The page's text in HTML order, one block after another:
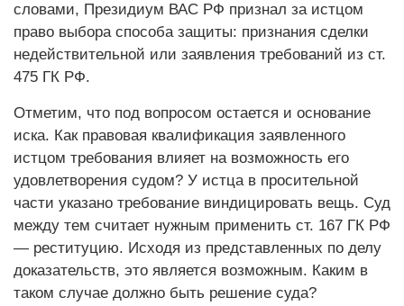
словами, Президиум ВАС РФ признал за истцом
право выбора способа защиты: признания сделки
недействительной или заявления требований из ст.
475 ГК РФ.
Отметим, что под вопросом остается и основание
иска. Как правовая квалификация заявленного
истцом требования влияет на возможность его
удовлетворения судом? У истца в просительной
части указано требование виндицировать вещь. Суд
между тем считает нужным применить ст. 167 ГК РФ
— реституцию. Исходя из представленных по делу
доказательств, это является возможным. Каким в
таком случае должно быть решение суда?